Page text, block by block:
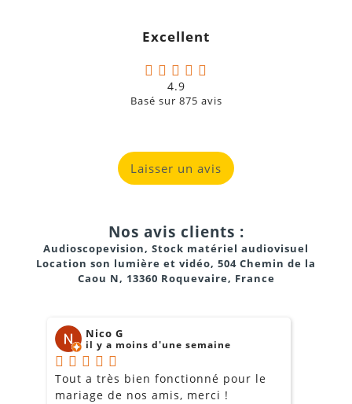
Excellent
4.9
Basé sur 875 avis
Laisser un avis
Nos avis clients :
Audioscopevision, Stock matériel audiovisuel
Location son lumière et vidéo, 504 Chemin de la
Caou N, 13360 Roquevaire, France
Nico G
il y a moins d'une semaine
Tout a très bien fonctionné pour le
mariage de nos amis, merci !